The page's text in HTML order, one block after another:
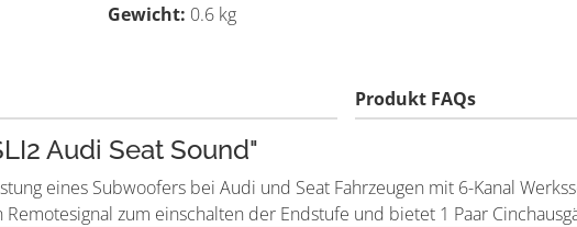
Gewicht: 0.6 kg
Produkt FAQs
Audi Seat Sound"
eines Subwoofers bei Audi und Seat Fahrzeugen mit 6-Kanal
zum einschalten der Endstufe und bietet 1 Paar